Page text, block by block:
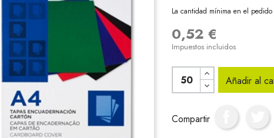
La cantidad mínima en el
0,52 €
Impuestos incluidos
Añadir al
Compartir